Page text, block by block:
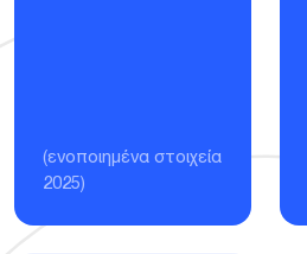
(ενοποιημένα στοιχεία
2025)